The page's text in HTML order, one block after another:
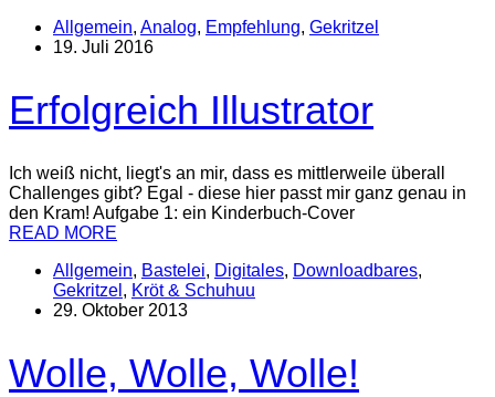
Allgemein, Analog, Empfehlung, Gekritzel
19. Juli 2016
Erfolgreich Illustrator
Ich weiß nicht, liegt's an mir, dass es mittlerweile überall
Challenges gibt? Egal - diese hier passt mir ganz genau in
den Kram! Aufgabe 1: ein Kinderbuch-Cover
READ MORE
Allgemein, Bastelei, Digitales, Downloadbares,
Gekritzel , Kröt & Schuhuu
29. Oktober 2013
Wolle, Wolle, Wolle!